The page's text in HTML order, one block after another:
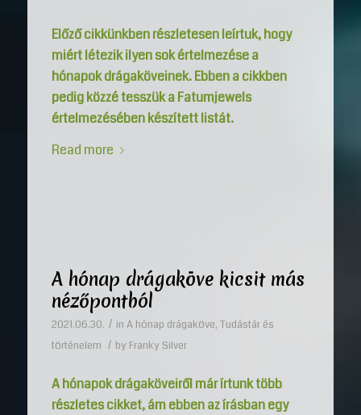
Előző cikkünkben részletesen leírtuk, hogy
miért létezik ilyen sok értelmezése a
hónapok drágaköveinek. Ebben a cikkben
pedig közzé tesszük a Fatumjewels
értelmezésében készített listát.
Read more
A hónap drágaköve kicsit más
nézőpontból
2021.06.30. / in A hónap drágaköve, Tudástár és
történelem / by Franky Silver
A hónapok drágaköveiről már írtunk több
részletes cikket, ám ebben az írásban egy